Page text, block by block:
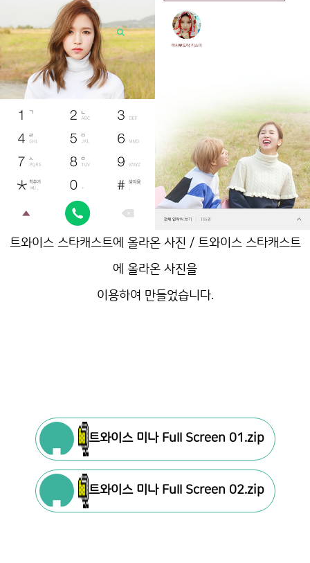
트와이스 스타캐스트에 올라온 사진 / 트와이스 스타캐스트
에 올라온 사진을
이용하여 만들었습니다.
트와이스 미나 Full Screen 01.zip
트와이스 미나 Full Screen 02.zip